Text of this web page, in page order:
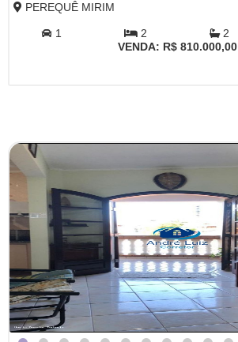
PEREQUÊ MIRIM
1 2 2
VENDA: R$ 810.000,00